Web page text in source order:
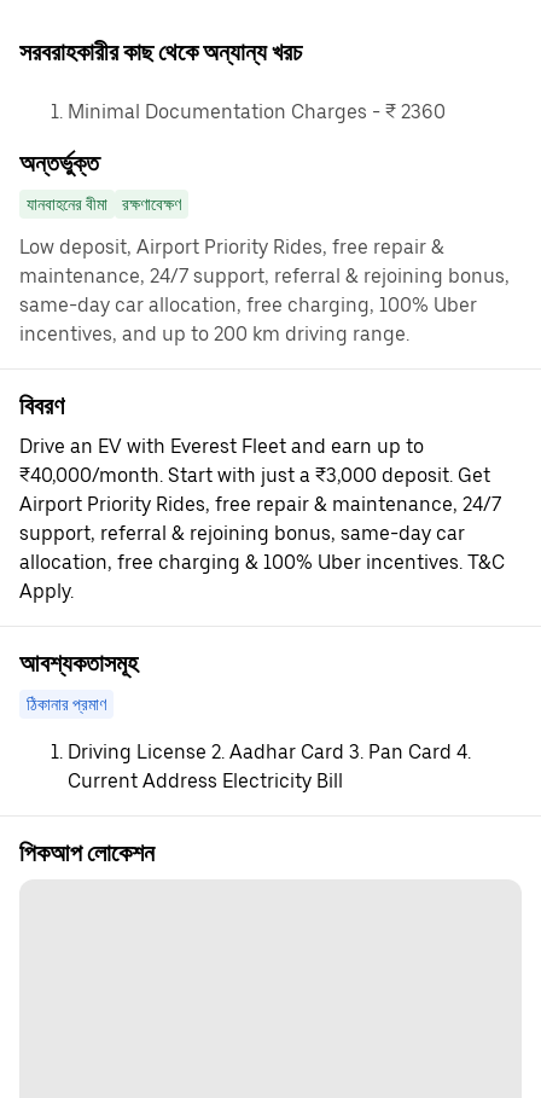
সরবরাহকারীর কাছ থেকে অন্যান্য খরচ
Minimal Documentation Charges - ₹ 2360
অন্তর্ভুক্ত
যানবাহনের বীমা রক্ষণাবেক্ষণ
Low deposit, Airport Priority Rides, free repair &
maintenance, 24/7 support, referral & rejoining bonus,
same-day car allocation, free charging, 100% Uber
incentives, and up to 200 km driving range.
বিবরণ
Drive an EV with Everest Fleet and earn up to
₹40,000/month. Start with just a ₹3,000 deposit. Get
Airport Priority Rides, free repair & maintenance, 24/7
support, referral & rejoining bonus, same-day car
allocation, free charging & 100% Uber incentives. T&C
Apply.
আবশ্যকতাসমূহ
ঠিকানার প্রমাণ
Driving License 2. Aadhar Card 3. Pan Card 4.
Current Address Electricity Bill
পিকআপ লোকেশন